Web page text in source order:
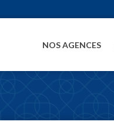
NOS AGENCES